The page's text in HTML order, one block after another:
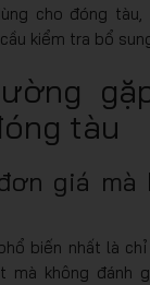
cho đóng tàu,
kiểm tra bổ
tàu
giá mà
biến nhất là
mà không đánh